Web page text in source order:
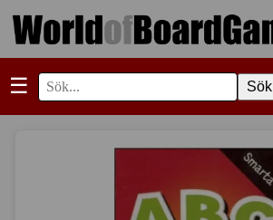
☰ Sök